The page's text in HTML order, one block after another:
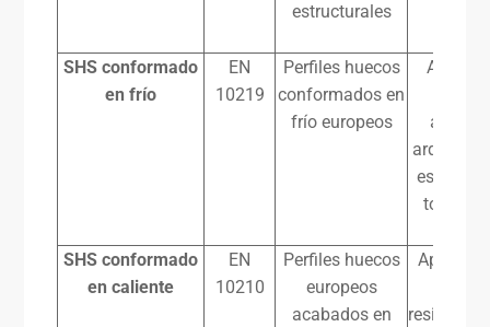
estructurales
SHS conformado
en frío
EN
10219
Perfiles huecos
conformados en
frío europeos
toda la
SHS conformado
en caliente
EN
10210
Perfiles huecos
europeos
acabados en